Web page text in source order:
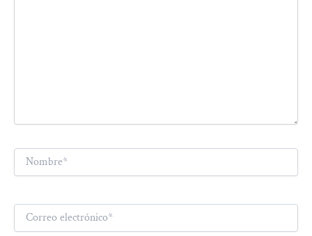
Nombre*
Correo
electrónico*